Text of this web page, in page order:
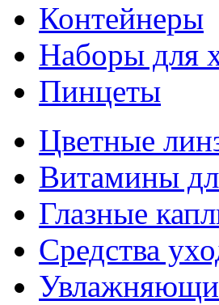
Контейнеры
Наборы для
Пинцеты
Цветные
Витамины
Глазные
Средства